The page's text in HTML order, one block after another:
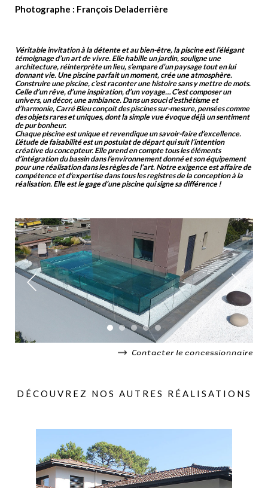
Photographe : François Deladerrière
Véritable invitation à la détente et au bien-être, la piscine est l’élégant
témoignage d’un art de vivre. Elle habille un jardin, souligne une
architecture, réinterprète un lieu, s’empare d’un paysage tout en lui
donnant vie. Une piscine parfait un moment, crée une atmosphère.
Construire une piscine, c’est raconter une histoire sans y mettre de mots.
Celle d’un rêve, d’une inspiration, d’un voyage… C’est composer un
univers, un décor, une ambiance. Dans un souci d’esthétisme et
d’harmonie, Carré Bleu conçoit des piscines sur-mesure, pensées comme
des objets rares et uniques, dont la simple vue évoque déjà un sentiment
de pur bonheur.
Chaque piscine est unique et revendique un savoir-faire d’excellence.
L’étude de faisabilité est un postulat de départ qui suit l’intention
créative du concepteur. Elle prend en compte tous les éléments
d’intégration du bassin dans l’environnement donné et son équipement
pour une réalisation dans les règles de l’art. Notre exigence est affaire de
compétence et d’expertise dans tous les registres de la conception à la
réalisation. Elle est le gage d’une piscine qui signe sa différence !
Contacter le concessionnaire
DÉCOUVREZ NOS AUTRES RÉALISATIONS